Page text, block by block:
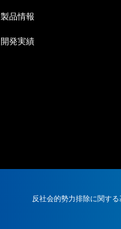
製品情報
開発実績
反社会的勢力排除に関す